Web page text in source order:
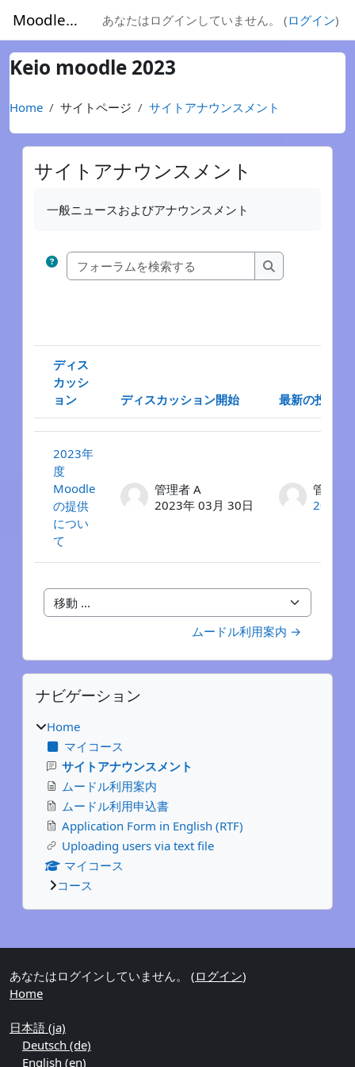
Moodle2023 あなたはログインしていません。 (ログイン)
Keio moodle 2023
Home サイトページ サイトアナウンスメント
サイトアナウンスメント
一般ニュースおよびアナウンスメント
フォーラムを検索
フォーラムを検
ステータス
ディス
カッシ
ョン
ディスカッション開始 最新の投稿
2023年
度
Moodle
の提供
につい
て
管理者 A
2023年 03月 30日
管理者
2023
移動 ...
ムードル利用案内 →
ブロック
ナビゲーション をスキップする
ナビゲーション
Home
マイコース
サイトアナウンスメント
ムードル利用案内
ムードル利用申込書
Application Form in English (RTF)
Uploading users via text file
マイコース
コース
補助ブロック
あなたはログインしていません。 (ログイン)
Home
日本語 ‎(ja)‎
Deutsch ‎(de)‎
English ‎(en)‎